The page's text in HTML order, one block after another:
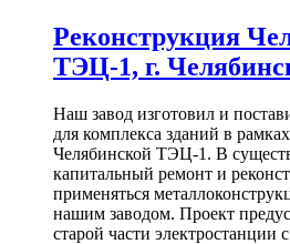
Реконструкция
ТЭЦ-1, г.
Наш завод изготовил и
для комплекса зданий в
Челябинской ТЭЦ-1. В
капитальный ремонт и
применяться
нашим заводом. Проект
старой части электростанции